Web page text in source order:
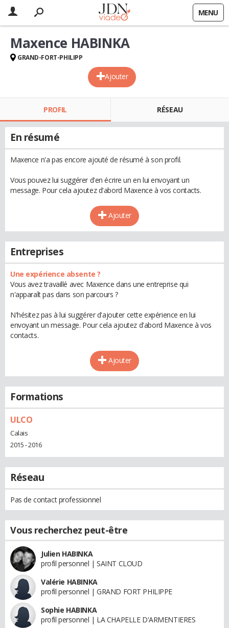
MENU
Ajouter
Maxence HABINKA
GRAND-FORT-PHILIPP
PROFIL RÉSEAU
En résumé
Maxence n'a pas encore ajouté de résumé à son profil.
Vous pouvez lui suggérer d'en écrire un en lui envoyant un
message. Pour cela ajoutez d'abord Maxence à vos contacts.
Ajouter
Entreprises
Une expérience absente ?
Vous avez travaillé avec Maxence dans une entreprise qui
n'apparaît pas dans son parcours ?
N'hésitez pas à lui suggérer d'ajouter cette expérience en lui
envoyant un message. Pour cela ajoutez d'abord Maxence à vos
contacts.
Ajouter
Formations
ULCO
Calais
2015 - 2016
Réseau
Pas de contact professionnel
Vous recherchez peut-être
Julien HABINKA
profil personnel | SAINT CLOUD
Valérie HABINKA
profil personnel | GRAND FORT PHILIPPE
Sophie HABINKA
profil personnel | LA CHAPELLE D'ARMENTIERES